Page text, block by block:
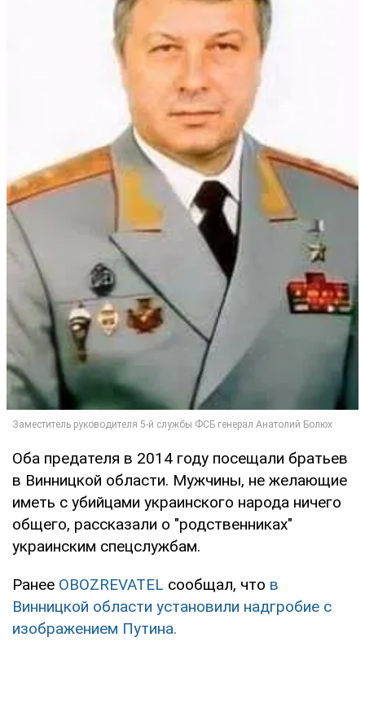
Оба предателя в 2014 году посещали братьев
в Винницкой области. Мужчины, не желающие
иметь с убийцами украинского народа ничего
общего, рассказали о "родственниках"
украинским спецслужбам.
Ранее OBOZREVATEL сообщал, что в
Винницкой области установили надгробие с
изображением Путина.